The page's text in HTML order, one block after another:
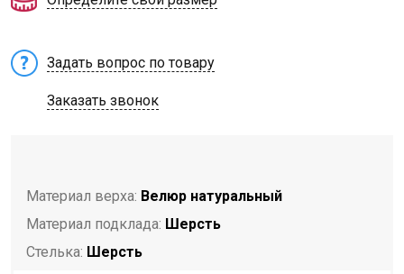
Задать вопрос по товару
Заказать звонок
Материал верха: Велюр натуральный
Материал подклада: Шерсть
Стелька: Шерсть